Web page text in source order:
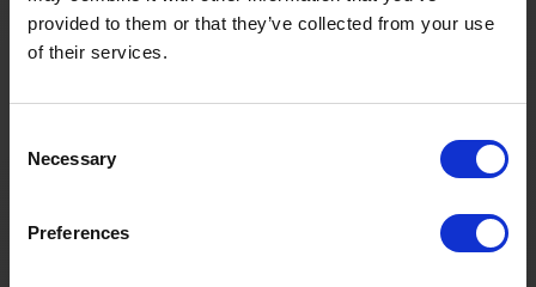
provided to them or that they’ve collected from your use
of their services.
Selection
Necessary
Preferences